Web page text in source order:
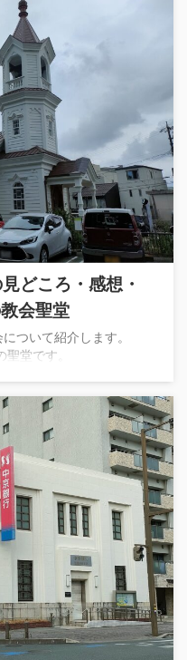
どころ・感想・
会聖堂
ついて紹介します。
堂です。